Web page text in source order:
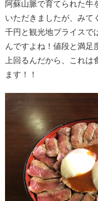
阿蘇山脈で育てられた牛
いただきましたが、みて
千円と観光地プライスで
んですよね！値段と満足
上回るんだから、これ
ます！！